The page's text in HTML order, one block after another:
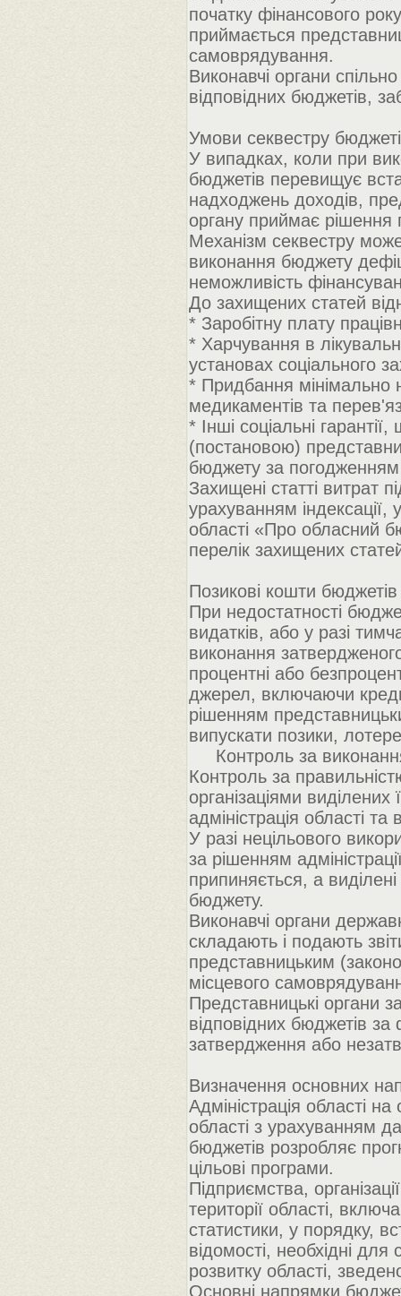
початку фінансового
приймається
самоврядування.
Виконавчі органи
відповідних бюджетів,
Умови секвестру
У випадках, коли при
бюджетів перевищує
надходжень доходів,
органу приймає рішення
Механізм секвестру
виконання бюджету
неможливість
До захищених статей
* Заробітну плату
* Харчування в
установах соціального
* Придбання мінімально
медикаментів та
* Інші соціальні
(постановою)
бюджету за
Захищені статті витрат
урахуванням
області «Про обласний
перелік захищених
Позикові кошти бюджетів
При недостатності
видатків, або у разі
виконання
процентні або
джерел, включаючи
рішенням
випускати позики,
Контроль за
Контроль за
організаціями
адміністрація області
У разі нецільового
за рішенням
припиняється, а
бюджету.
Виконавчі органи
складають і подають
представницьким
місцевого
Представницькі органи
відповідних бюджетів
затвердження або
Визначення основних
Адміністрація області на
області з урахуванням
бюджетів розробляє
цільові програми.
Підприємства,
території області,
статистики, у порядку,
відомості, необхідні для
розвитку області,
Основні напрямки